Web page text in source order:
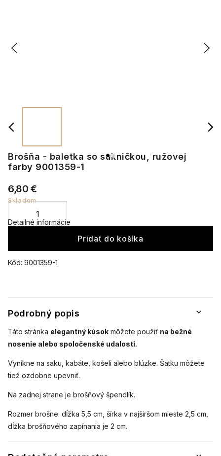
Brošňa - baletka so sukničkou, ružovej
farby 9001359-1
Kód: 9001359-1
6,80 €
Skladom
Pridať do košíka
Detailné informácie
Podrobný popis
Táto stránka elegantný kúsok môžete použiť na bežné
nosenie alebo spoločenské udalosti.
Vynikne na saku, kabáte, košeli alebo blúzke. Šatku môžete
tiež ozdobne upevniť.
Na zadnej strane je brošňový špendlík.
Rozmer brošne: dĺžka 5,5 cm, šírka v najširšom mieste 2,5 cm,
dĺžka brošňového zapínania je 2 cm.